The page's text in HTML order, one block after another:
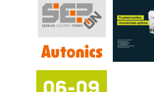
RILINEX kompanije Rittal
FANUC: Najbolje za vašu
automatizaciju
Efikasno upravljanje energijom
Automatizacija pakovanja ·
Proizvodnja iC7 Hybrid 1500
mrežnog pretvarača sa tečnim